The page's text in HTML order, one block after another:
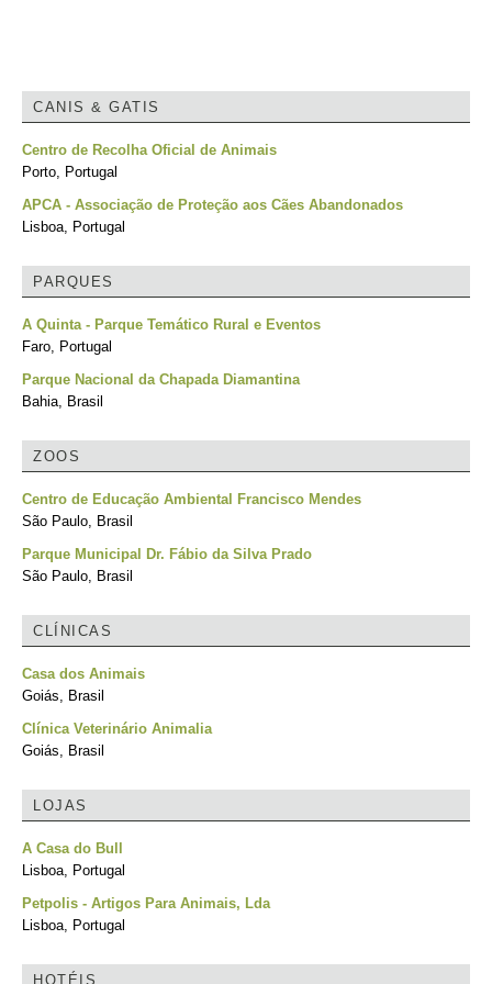
CANIS & GATIS
Centro de Recolha Oficial de Animais
Porto, Portugal
APCA - Associação de Proteção aos Cães Abandonados
Lisboa, Portugal
PARQUES
A Quinta - Parque Temático Rural e Eventos
Faro, Portugal
Parque Nacional da Chapada Diamantina
Bahia, Brasil
ZOOS
Centro de Educação Ambiental Francisco Mendes
São Paulo, Brasil
Parque Municipal Dr. Fábio da Silva Prado
São Paulo, Brasil
CLÍNICAS
Casa dos Animais
Goiás, Brasil
Clínica Veterinário Animalia
Goiás, Brasil
LOJAS
A Casa do Bull
Lisboa, Portugal
Petpolis - Artigos Para Animais, Lda
Lisboa, Portugal
HOTÉIS